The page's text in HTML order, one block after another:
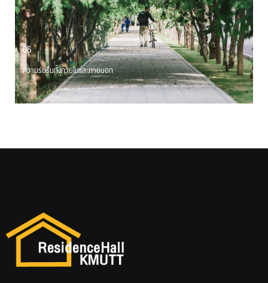
06
ความร่มรื่นทั้งภายในและภายนอก